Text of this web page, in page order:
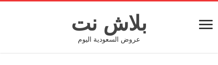
بلاش نت
عروض السعودية اليوم